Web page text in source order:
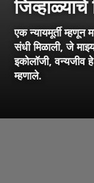
जिव्हाळ्याचे
एक न्यायमूर्ती
संधी मिळाली, जे
इकोलॉजी, वन्यजीव
म्हणाले.